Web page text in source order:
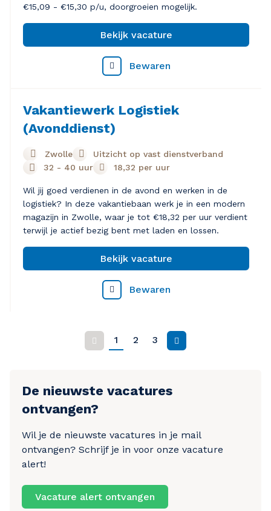
€15,09 - €15,30 p/u, doorgroeien mogelijk.
Bekijk vacature
Bewaren
Vakantiewerk Logistiek
(Avonddienst)
Zwolle
Uitzicht op vast dienstverband
32 - 40 uur
18,32 per uur
Wil jij goed verdienen in de avond en werken in de
logistiek? In deze vakantiebaan werk je in een modern
magazijn in Zwolle, waar je tot €18,32 per uur verdient
terwijl je actief bezig bent met laden en lossen.
Bekijk vacature
Bewaren
Vorige
1 2 3
De nieuwste vacatures
ontvangen?
Wil je de nieuwste vacatures in je mail
ontvangen? Schrijf je in voor onze vacature
alert!
Vacature alert ontvangen